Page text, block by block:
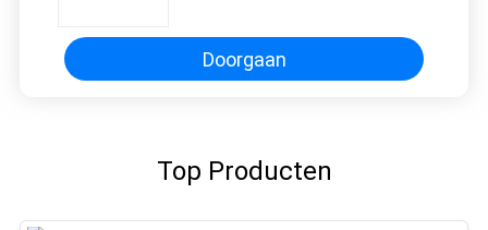
Module
Doorgaan
Top Producten